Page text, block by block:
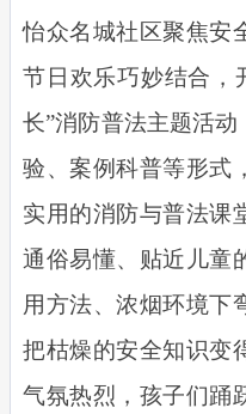
怡众名城社区聚焦安
节日欢乐巧妙结合，
长”消防普法主题活
验、案例科普等形式
实用的消防与普法课
通俗易懂、贴近儿童
用方法、浓烟环境下
把枯燥的安全知识变
气氛热烈，孩子们踊